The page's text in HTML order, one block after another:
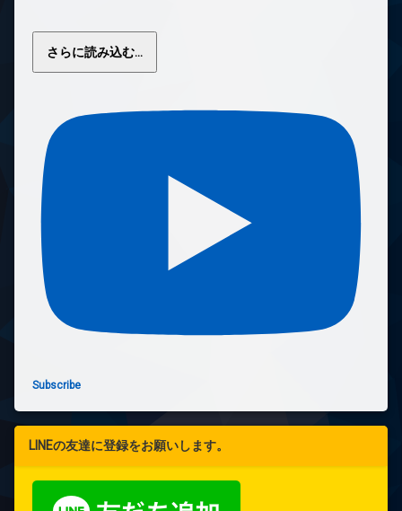
さらに読み込む...
Subscribe
LINEの友達に登録をお願いします。